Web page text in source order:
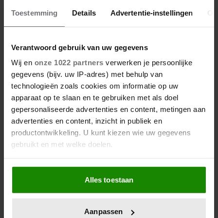
Toestemming Details Advertentie-instellingen
Verantwoord gebruik van uw gegevens
Wij en onze 1022 partners verwerken je persoonlijke
gegevens (bijv. uw IP-adres) met behulp van
technologieën zoals cookies om informatie op uw
apparaat op te slaan en te gebruiken met als doel
gepersonaliseerde advertenties en content, metingen aan
advertenties en content, inzicht in publiek en
productontwikkeling. U kunt kiezen wie uw gegevens
gebruikt en met welke doelen.
Als u het toestaat, willen we ook graag:
Informatie verzamelen over uw geografische
locatie, die tot een paar meter nauwkeurig kan zijn
scannen op specifieke eigenschappen (fingerprinting)
Alles toestaan
Aanpassen
SANTE
HOE ONGEZOND ZIJN
IJSJES?
gezonder dan het andere. Voor welk ijs moet
je kiezen als je minder calorieën wilt
binnenkrijgen?